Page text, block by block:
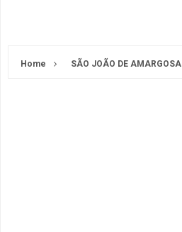
Home SÃO JOÃO DE AMARGOSA